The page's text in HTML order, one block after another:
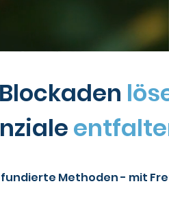
Methoden - mit